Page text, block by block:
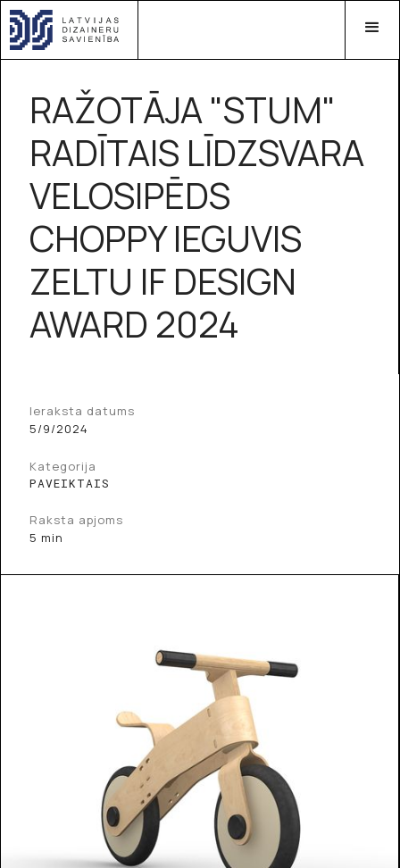
RAŽOTĀJA "STUM"
RADĪTAIS LĪDZSVARA
VELOSIPĒDS
CHOPPY IEGUVIS
ZELTU IF DESIGN
AWARD 2024
Ieraksta datums
5/9/2024
Kategorija
PAVEIKTAIS
Raksta apjoms
5 min